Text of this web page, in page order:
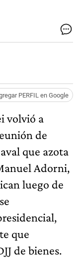
PERFIL en Google
volvió a
de
que azota
Adorni,
luego de
que
de bienes.